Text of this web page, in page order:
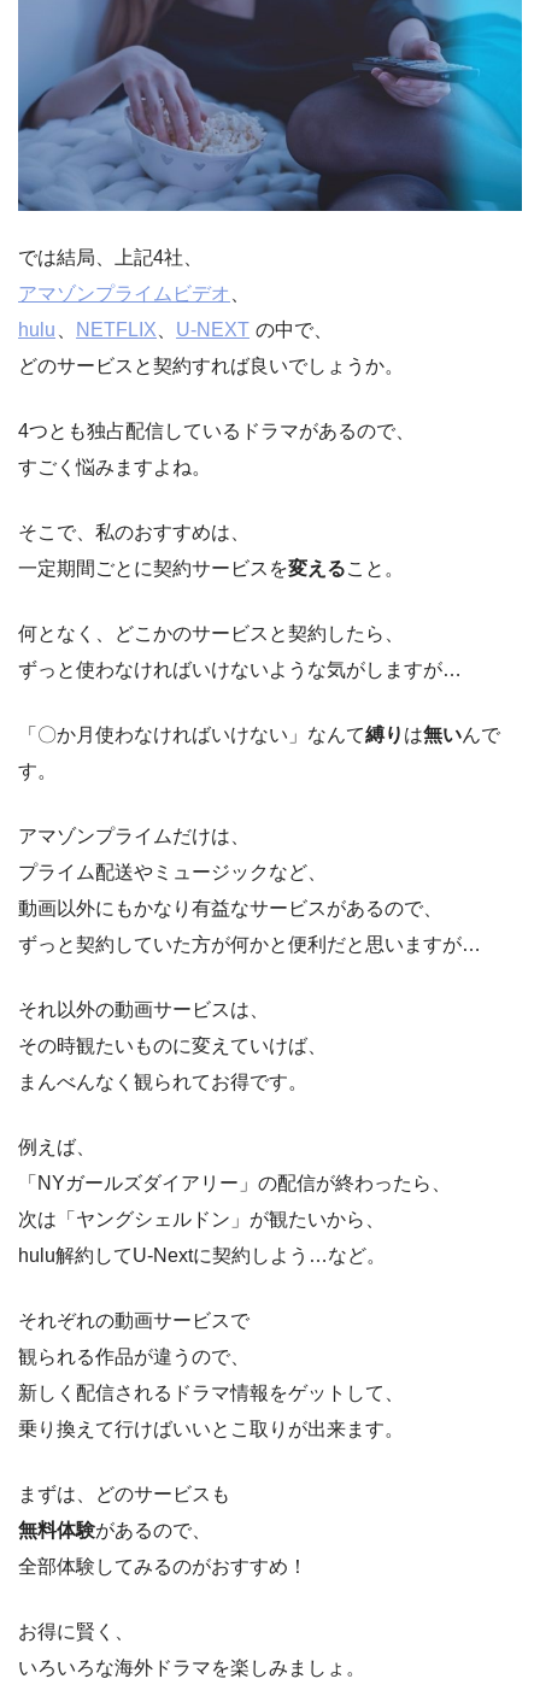
では結局、上記4社、
アマゾンプライムビデオ 、
hulu 、 NETFLIX、 U-NEXT の中で、
どのサービスと契約すれば良いでしょうか。
4つとも独占配信しているドラマがあるので、
すごく悩みますよね。
そこで、私のおすすめは、
一定期間ごとに契約サービスを変えること。
何となく、どこかのサービスと契約したら、
ずっと使わなければいけないような気がしますが…
「〇か月使わなければいけない」なんて縛り は無いんで
す。
アマゾンプライムだけは、
プライム配送やミュージックなど、
動画以外にもかなり有益なサービスがあるので、
ずっと契約していた方が何かと便利だと思いますが…
それ以外の動画サービスは、
その時観たいものに変えていけば、
まんべんなく観られてお得です。
例えば、
「NYガールズダイアリー」の配信が終わったら、
次は「ヤングシェルドン」が観たいから、
hulu解約してU-Nextに契約しよう…など。
それぞれの動画サービスで
観られる作品が違うので、
新しく配信されるドラマ情報をゲットして、
乗り換えて行けばいいとこ取りが出来ます。
まずは、どのサービスも
無料体験があるので、
全部体験してみるのがおすすめ！
お得に賢く、
いろいろな海外ドラマを楽しみましょ。